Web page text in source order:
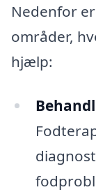
Nedenfor
områder,
hjælp: